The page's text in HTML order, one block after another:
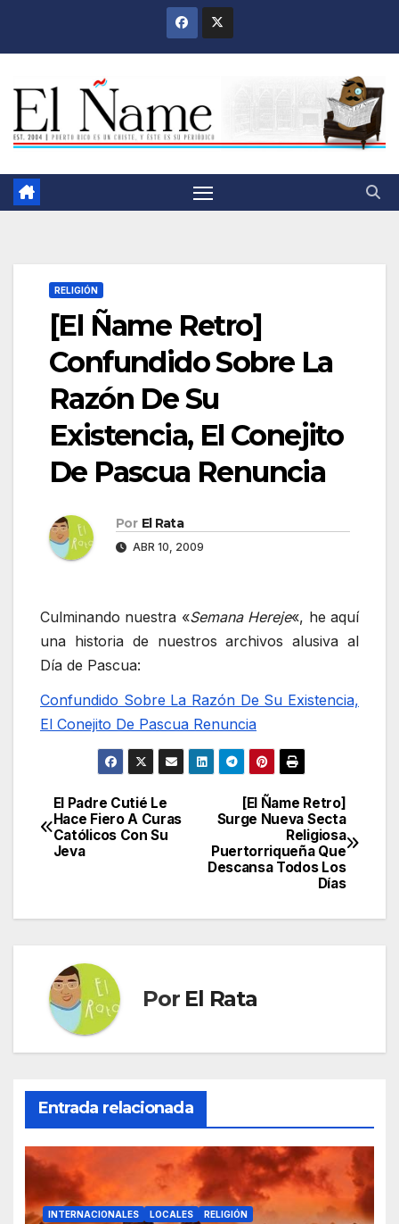
RELIGIÓN
[El Ñame Retro]
Confundido Sobre La
Razón De Su
Existencia, El Conejito
De Pascua Renuncia
Por El Rata
ABR 10, 2009
Culminando nuestra «Semana Hereje«, he aquí
una historia de nuestros archivos alusiva al
Día de Pascua:
Confundido Sobre La Razón De Su Existencia,
El Conejito De Pascua Renuncia
Navegación
de
[El Ñame Retro]
Surge Nueva Secta
Religiosa
Puertorriqueña Que
Descansa Todos Los
Días
El Padre Cutié Le
Hace Fiero A Curas
Católicos Con Su
Jeva
Por El Rata
Entrada relacionada
INTERNACIONALES LOCALES RELIGIÓN